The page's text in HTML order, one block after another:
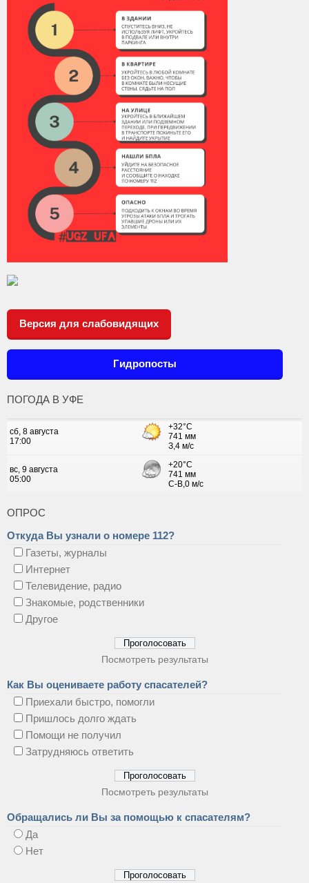
Версия для слабовидящих
Гидропосты
ПОГОДА В УФЕ
ОПРОС
Откуда Вы узнали о номере 112?
Газеты, журналы
Интернет
Телевидение, радио
Знакомые, родственники
Другое
Посмотреть результаты
Как Вы оцениваете работу спасателей?
Приехали быстро, помогли
Пришлось долго ждать
Помощи не получил
Затрудняюсь ответить
Посмотреть результаты
Обращались ли Вы за помощью к спасателям?
Да
Нет